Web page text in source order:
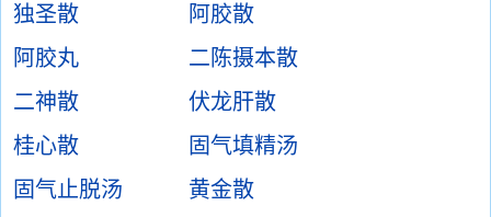
独圣散
阿胶散
阿胶丸
二陈摄本散
二神散
伏龙肝散
桂心散
固气填精汤
固气止脱汤
黄金散